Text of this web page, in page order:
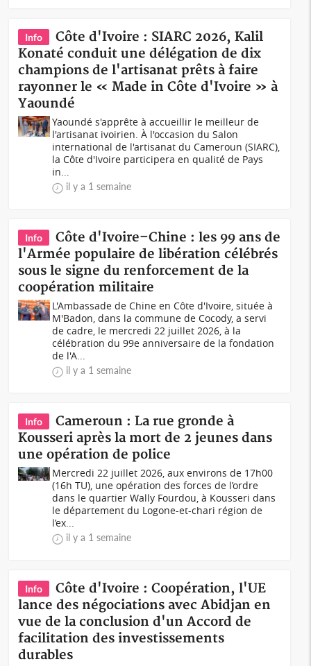
Info
Côte d'Ivoire : SIARC 2026, Kalil
Konaté conduit une délégation de dix
champions de l'artisanat prêts à faire
rayonner le « Made in Côte d'Ivoire » à
Yaoundé
Yaoundé s'apprête à accueillir le meilleur de
l'artisanat ivoirien. À l'occasion du Salon
international de l'artisanat du Cameroun (SIARC),
la Côte d'Ivoire participera en qualité de Pays
in...
il y a 1 semaine
Info
Côte d'Ivoire–Chine : les 99 ans de
l'Armée populaire de libération célébrés
sous le signe du renforcement de la
coopération militaire
L'Ambassade de Chine en Côte d'Ivoire, située à
M'Badon, dans la commune de Cocody, a servi
de cadre, le mercredi 22 juillet 2026, à la
célébration du 99e anniversaire de la fondation
de l'A...
il y a 1 semaine
Info
Cameroun : La rue gronde à
Kousseri après la mort de 2 jeunes dans
une opération de police
Mercredi 22 juillet 2026, aux environs de 17h00
(16h TU), une opération des forces de l’ordre
dans le quartier Wally Fourdou, à Kousseri dans
le département du Logone-et-chari région de
l’ex...
il y a 1 semaine
Info
Côte d'Ivoire : Coopération, l'UE
lance des négociations avec Abidjan en
vue de la conclusion d'un Accord de
facilitation des investissements
durables